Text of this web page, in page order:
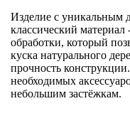
Изделие с уникальным
классический материал
обработки, который
куска натурального
прочность
необходимых
небольшим застёжкам.